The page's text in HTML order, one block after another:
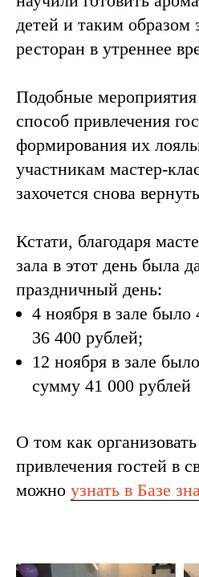
детей и таким образом
ресторан в утреннее
Подобные
способ привлечения
формирования их
участникам мастер-
захочется снова
Кстати, благодаря
зала в этот день была
праздничный день:
4 ноября в зале было
36 400 рублей;
12 ноября в зале
сумму 41 000 рублей
О том как
привлечения гостей в
можно узнать в Базе